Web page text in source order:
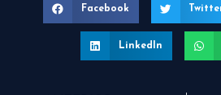
Facebook
LinkedIn